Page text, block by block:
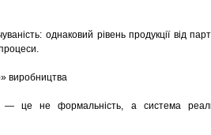
однаковий рівень продукції від
виробництва
— це не формальність, а система